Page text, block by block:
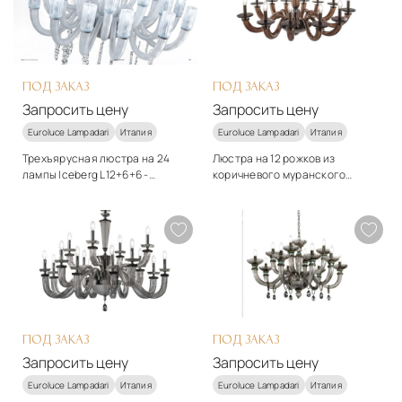
Запросить цену Запросить цену
ПОД ЗАКАЗ
Запросить цену
Euroluce Lampadari Италия
Трехъярусная люстра на 24
лампы Iceberg L12+6+6 -
Подробнее
Запросить цену
ПОД ЗАКАЗ
Запросить цену
Euroluce Lampadari Италия
Люстра на 12 рожков из
коричневого муранского
Marrone/Brown - Euroluce
арт-деко
Подробнее
Запросить цену
ПОД ЗАКАЗ
Запросить цену
Euroluce Lampadari Италия
ПОД ЗАКАЗ
Запросить цену
Euroluce Lampadari Италия